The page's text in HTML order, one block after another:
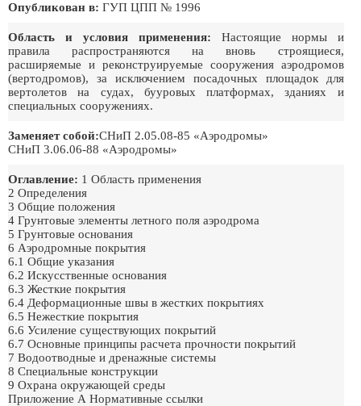
Опубликован в: ГУП ЦПП № 1996
Область и условия применения: Настоящие нормы и
правила распространяются на вновь строящиеся,
расширяемые и реконструируемые сооружения аэродромов
(вертодромов), за исключением посадочных площадок для
вертолетов на судах, бууровых платформах, зданиях и
специальных сооружениях.
Заменяет собой:СНиП 2.05.08-85 «Аэродромы»
СНиП 3.06.06-88 «Аэродромы»
Оглавление: 1 Область применения
2 Определения
3 Общие положения
4 Грунтовые элементы летного поля аэродрома
5 Грунтовые основания
6 Аэродромные покрытия
6.1 Общие указания
6.2 Искусственные основания
6.3 Жесткие покрытия
6.4 Деформационные швы в жестких покрытиях
6.5 Нежесткие покрытия
6.6 Усиление существующих покрытий
6.7 Основные принципы расчета прочности покрытий
7 Водоотводные и дренажные системы
8 Специальные конструкции
9 Охрана окружающей среды
Приложение А Нормативные ссылки